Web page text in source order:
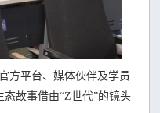
平台、媒体伙伴及学员
态故事借由“Z世代”的镜头